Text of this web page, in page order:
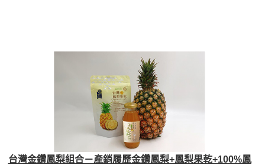
台灣金鑽鳳梨組合－產銷履歷金鑽鳳梨+鳳梨果乾+100%鳳